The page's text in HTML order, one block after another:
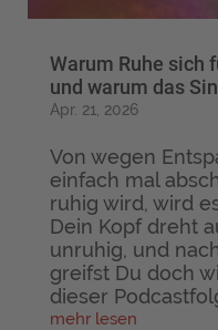
Warum Ruhe sich
und warum das
Apr. 21, 2026
Von wegen
einfach mal
ruhig wird, wird
Dein Kopf dreht
unruhig, und
greifst Du doch
dieser
mehr lesen